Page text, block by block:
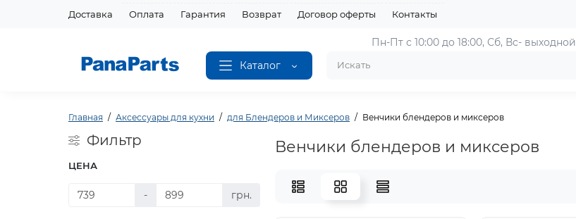
Доставка Оплата Гарантия Возврат Договор оферты Контакты
Каталог
Пн-Пт с 10:00 до 18:00, Сб, Вс- выходной
Главная Аксессуары для кухни для Блендеров и Миксеров Венчики блендеров и миксеров
Фильтр
ЦЕНА
- грн.
Венчики блендеров и миксеров